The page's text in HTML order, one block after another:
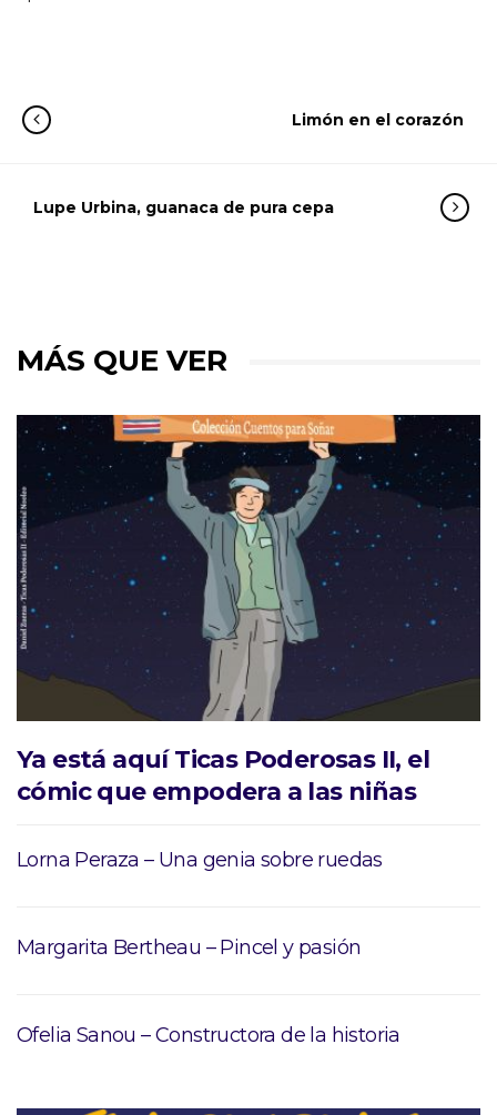
Limón en el corazón
Lupe Urbina, guanaca de pura cepa
MÁS QUE VER
Ya está aquí Ticas Poderosas II, el
cómic que empodera a las niñas
Lorna Peraza – Una genia sobre ruedas
Margarita Bertheau – Pincel y pasión
Ofelia Sanou – Constructora de la historia